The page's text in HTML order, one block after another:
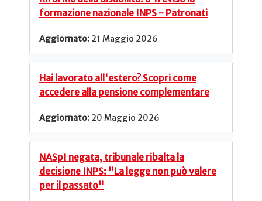
formazione nazionale INPS - Patronati
21 Maggio 2026
Hai lavorato all'estero? Scopri come
accedere alla pensione complementare
20 Maggio 2026
NASpI negata, tribunale ribalta la
decisione INPS: "La legge non può valere
per il passato"